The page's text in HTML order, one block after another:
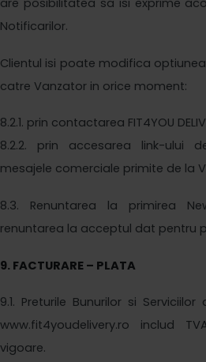
are posibilitatea sa isi exprime
Notificarilor.
Clientul isi poate modifica
catre Vanzator in orice moment:
8.2.1. prin contactarea FIT4YOU
8.2.2. prin accesarea link-ului
mesajele comerciale primite de la
8.3. Renuntarea la primirea
renuntarea la acceptul dat pentru
9. FACTURARE – PLATA
9.1. Preturile Bunurilor si
www.fit4youdelivery.ro includ
vigoare.